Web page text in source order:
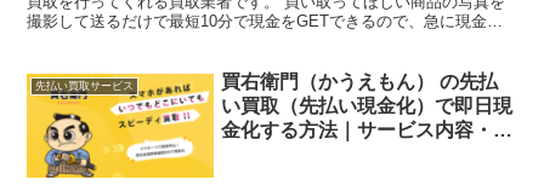
撮影して送るだけで最短10分で現金をGETできるので、急に現金が
先払い買取サービス
買右衛門（かうえもん） の先払
い買取（先払い現金化）で即日現
金化する方法｜サービス内容・詳